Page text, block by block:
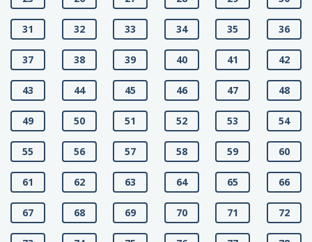
31 32 33 34 35 36
37 38 39 40 41 42
43 44 45 46 47 48
49 50 51 52 53 54
55 56 57 58 59 60
61 62 63 64 65 66
67 68 69 70 71 72